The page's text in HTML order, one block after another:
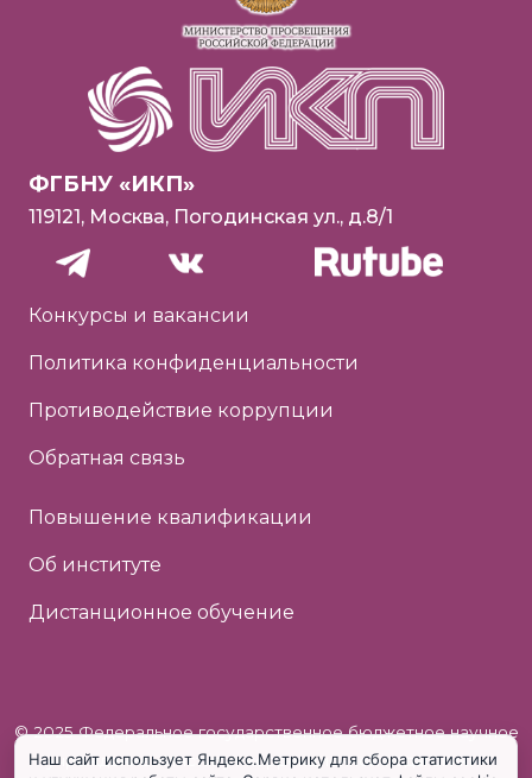
ФГБНУ «ИКП»
119121, Москва, Погодинская ул., д.8/1
Конкурсы и вакансии
Политика конфиденциальности
Противодействие коррупции
Обратная связь
Повышение квалификации
Об институте
Дистанционное обучение
© 2025 Федеральное государственное бюджетное научное
учреждение «Институт коррекционной педагогики»
Наш сайт использует Яндекс.Метрику для сбора статистики